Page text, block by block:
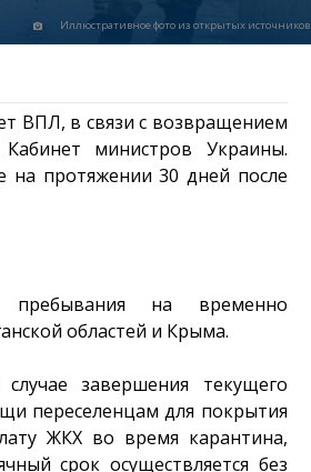
Иллюстративное фото из открытых источников
ВПЛ, в связи с возвращением
министров Украины.
на протяжении 30 дней после
на временно
областей и Крыма.
завершения текущего
переселенцам для покрытия
ЖКХ во время карантина,
срок осуществляется без